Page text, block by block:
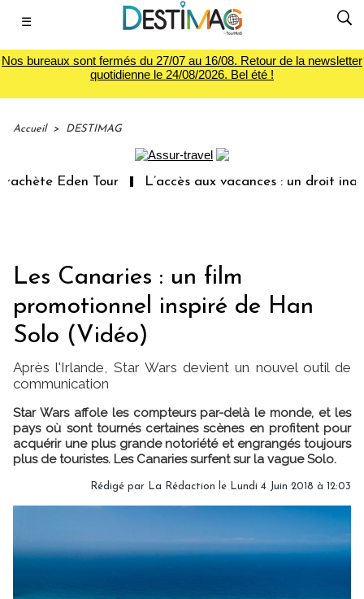
☰
Nos bureaux sont fermés du 27/07 au 16/08. Retour de la newsletter
quotidienne le 24/08/2026. Bel été !
Accueil > DESTIMAG
Eden Tour L’accès aux vacances : un droit
Les Canaries : un film
promotionnel inspiré de Han
Solo (Vidéo)
Après l'Irlande, Star Wars devient un nouvel outil de
communication
Star Wars affole les compteurs par-delà le monde, et les
pays où sont tournés certaines scènes en profitent pour
acquérir une plus grande notoriété et engrangés toujours
plus de touristes. Les Canaries surfent sur la vague Solo.
Rédigé par La Rédaction le Lundi 4 Juin 2018 à 12:03